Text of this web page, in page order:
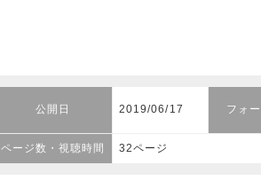
公開日 2019/06/17 フォ
ページ数・視聴時間 32ページ